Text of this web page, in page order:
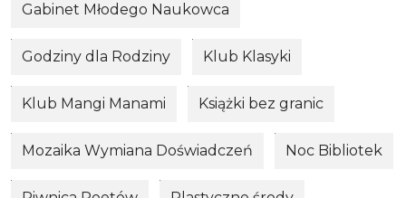
Gabinet Młodego Naukowca
Godziny dla Rodziny Klub Klasyki
Klub Mangi Manami Książki bez granic
Mozaika Wymiana Doświadczeń Noc Bibliotek